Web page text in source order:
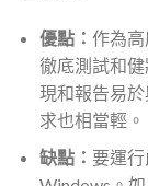
優點： 作為
徹底測試和
現和報告易
求也相當輕。
缺點： 要運